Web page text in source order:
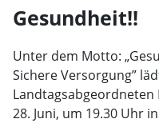
Gesundheit!!
Unter dem Motto:
Sichere Versorgung”
28. Juni, um 19.30 Uhr